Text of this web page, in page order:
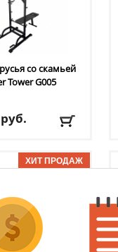
со скамьей
Tower G005
руб.
БЕСПЛАТНО,